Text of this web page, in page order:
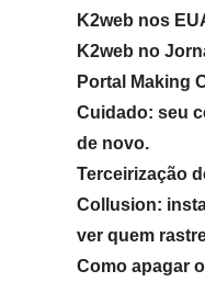
K2web nos
K2web no
Portal Making
Cuidado: seu
de novo.
Terceirização
Collusion:
ver quem
Como apagar